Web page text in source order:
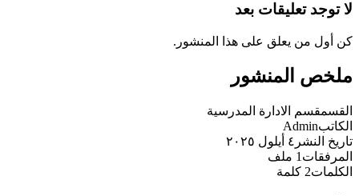
لا توجد تعليقات بعد
كن أول من يعلق على هذا المنشور.
ملخص المنشور
القسمقسم الادارة المدرسية
الكاتبAdmin
تاريخ النشر ٤ أيلول ٢٠٢٥
المرفقات 1 ملف
الكلمات2 كلمة